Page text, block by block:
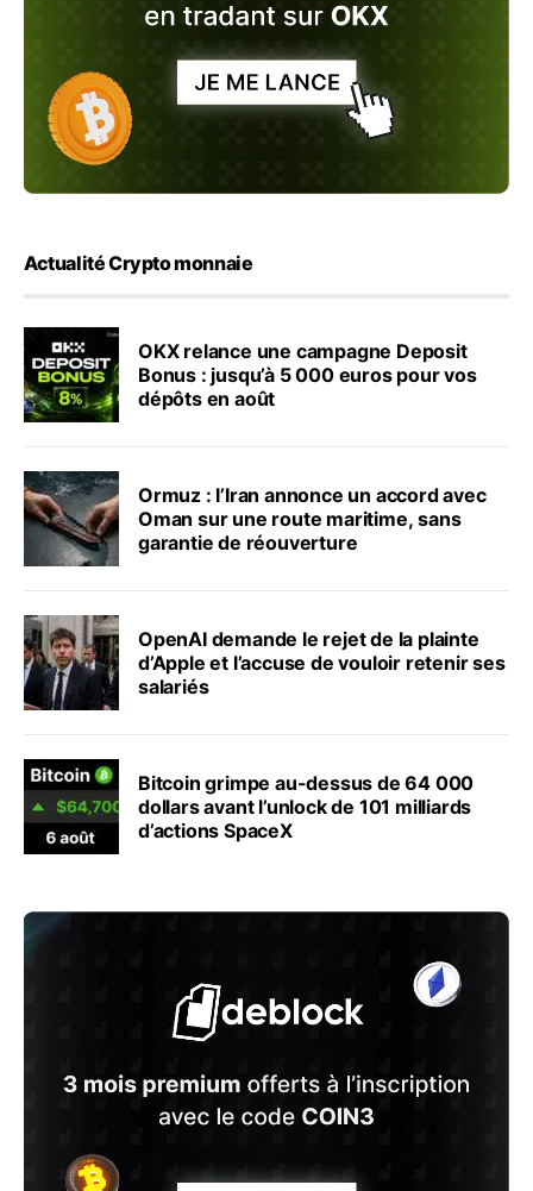
Actualité Crypto monnaie
OKX relance une campagne Deposit
Bonus : jusqu’à 5 000 euros pour vos
dépôts en août
Ormuz : l’Iran annonce un accord avec
Oman sur une route maritime, sans
garantie de réouverture
OpenAI demande le rejet de la plainte
d’Apple et l’accuse de vouloir retenir ses
salariés
Bitcoin grimpe au-dessus de 64 000
dollars avant l’unlock de 101 milliards
d’actions SpaceX